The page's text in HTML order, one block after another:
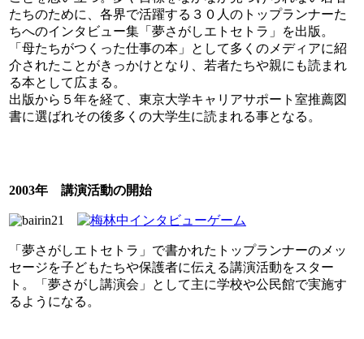
たちのために、各界で活躍する３０人のトップランナーた
ちへのインタビュー集「夢さがしエトセトラ」を出版。
「母たちがつくった仕事の本」として多くのメディアに紹
介されたことがきっかけとなり、若者たちや親にも読まれ
る本として広まる。
出版から５年を経て、東京大学キャリアサポート室推薦図
書に選ばれその後多くの大学生に読まれる事となる。
2003年 講演活動の開始
「夢さがしエトセトラ」で書かれたトップランナーのメッ
セージを子どもたちや保護者に伝える講演活動をスター
ト。「夢さがし講演会」として主に学校や公民館で実施す
るようになる。